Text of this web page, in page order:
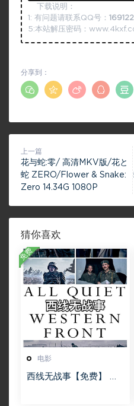
下载说明：
1: 有问题请联系QQ号：
5:本站解压密码：
分享到：
上一篇
花与蛇:零/ 高清MKV版/花と
蛇 ZERO/Flower & Snake:
Zero 14.34G 1080P
猜你喜欢
电影
西线无战事【免费】 W
免费